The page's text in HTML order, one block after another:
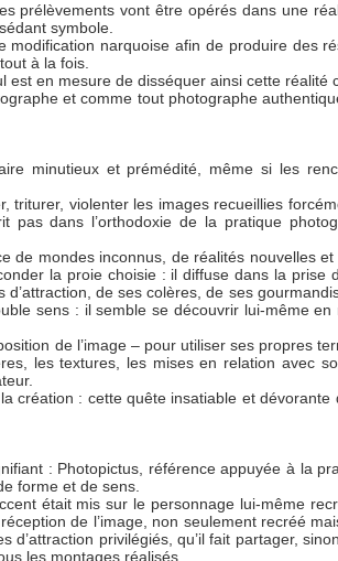
prélèvements vont être opérés dans une
symbole.
narquoise afin de produire des
à la fois.
en mesure de disséquer ainsi cette réalité
et comme tout photographe
minutieux et prémédité, même si les
triturer, violenter les images recueillies
pas dans l’orthodoxie de la pratique
de mondes inconnus, de réalités nouvelles
la proie choisie : il diffuse dans la prise
de ses colères, de ses
sens : il semble se découvrir lui-même en
de l’image – pour utiliser ses propres
les textures, les mises en relation avec
: cette quête insatiable et dévorante
: Photopictus, référence appuyée à la
forme et de sens.
était mis sur le personnage lui-même
de l’image, non seulement recréé
privilégiés, qu’il fait partager,
les montages réalisés.